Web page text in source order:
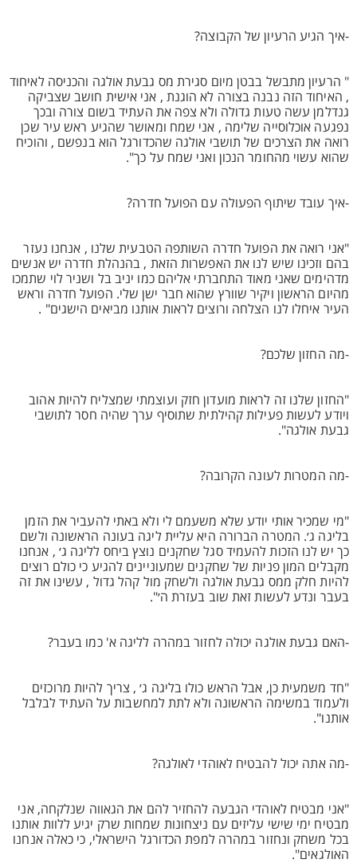
-איך הגיע הרעיון של הקבוצה?
" הרעיון מתבשל בבטן מיום סגירת מס גבעת אולגה והכניסה לאיחוד
, האיחוד הזה נבנה בצורה לא הוגנת , אני אישית חושב שצביקה
גנדלמן עשה טעות גדולה ולא צפה את העתיד בשום צורה ובכך
נפגעה אוכלוסייה שלימה , אני שמח ומאושר שהגיע ראש עיר שכן
רואה את הצרכים של תושבי אולגה שהכדורגל הוא בנפשם , והוכיח
שהוא עשוי מהחומר הנכון ואני שמח על כך".
-איך עובד שיתוף הפעולה עם הפועל חדרה?
"אני רואה את הפועל חדרה השותפה הטבעית שלנו , אנחנו נעזר
בהם וזכינו שיש לנו את האפשרות הזאת , בהנהלת חדרה יש אנשים
מדהימים שאני מאוד התחברתי אליהם כמו יניב בל ושניר לוי שתמכו
מהיום הראשון ויקיר שוורץ שהוא חבר ישן שלי. הפועל חדרה וראש
העיר איחלו לנו הצלחה ורוצים לראות אותנו מביאים הישגים" .
-מה החזון שלכם?
"החזון שלנו זה לראות מועדון חזק ועוצמתי שמצליח להיות אהוב
ויודע לעשות פעילות קהילתית שתוסיף ערך שהיה חסר לתושבי
גבעת אולגה".
-מה המטרות לעונה הקרובה?
"מי שמכיר אותי יודע שלא משעמם לי ולא באתי להעביר את הזמן
בליגה ג׳. המטרה הברורה היא עליית ליגה בעונה הראשונה ולשם
כך יש לנו הזכות להעמיד סגל שחקנים נוצץ ביחס לליגה ג׳ , אנחנו
מקבלים המון פניות של שחקנים שמעוניינים להגיע כי כולם רוצים
להיות חלק ממס גבעת אולגה ולשחק מול קהל גדול , עשינו את זה
בעבר ונדע לעשות זאת שוב בעזרת ה׳".
-האם גבעת אולגה יכולה לחזור במהרה לליגה א' כמו בעבר?
"חד משמעית כן, אבל הראש כולו בליגה ג׳ , צריך להיות מרוכזים
ולעמוד במשימה הראשונה ולא לתת למחשבות על העתיד לבלבל
אותנו".
-מה אתה יכול להבטיח לאוהדי לאולגה?
"אני מבטיח לאוהדי הגבעה להחזיר להם את הגאווה שנלקחה, אני
מבטיח ימי שישי עליזים עם ניצחונות שמחות שרק יגיע ללוות אותנו
בכל משחק ונחזור במהרה למפת הכדורגל הישראלי, כי כאלה אנחנו
האולגאים".